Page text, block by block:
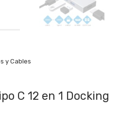
y Cables
C 12 en 1 Docking